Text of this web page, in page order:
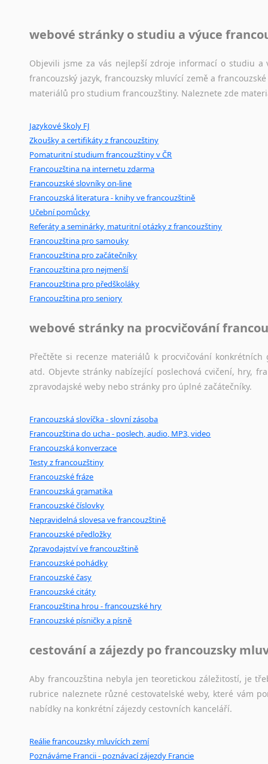
Jazykové korpusy
korpusů, jež umožňují třeba vyhledávání slov a slovních
původního zdroje textu.
Mix pomůcek, jež
poradny a pravidla pravopisu nebo
webové stránky o studiu a výuce
Objevili jsme za vás nejlepší zdroje informací o studiu a
francouzský jazyk, francouzsky mluvící země a
materiálů pro studium francouzštiny. Naleznete zde
Jazykové školy FJ
Zkoušky a certifikáty z francouzštiny
Pomaturitní studium francouzštiny v ČR
Francouzština na internetu zdarma
Francouzské slovníky on-line
Francouzská literatura - knihy ve francouzštině
Učební pomůcky
Referáty a seminárky, maturitní otázky z francouzštiny
Francouzština pro samouky
Francouzština pro začátečníky
Francouzština pro nejmenší
Francouzština pro předškoláky
Francouzština pro seniory
webové stránky na procvičování
Přečtěte si recenze materiálů k procvičování
atd. Objevte stránky nabízející poslechová cvičení, hry,
zpravodajské weby nebo stránky pro úplné začátečníky.
Francouzská slovíčka - slovní zásoba
Francouzština do ucha - poslech, audio, MP3, video
Francouzská konverzace
Testy z francouzštiny
Francouzské fráze
Francouzská gramatika
Francouzské číslovky
Nepravidelná slovesa ve francouzštině
Francouzské předložky
Zpravodajství ve francouzštině
Francouzské pohádky
Francouzské časy
Francouzské citáty
Francouzština hrou - francouzské hry
Francouzské písničky a písně
cestování a zájezdy po francouzsky
Aby francouzština nebyla jen teoretickou záležitostí, je
rubrice naleznete různé cestovatelské weby, které vám
nabídky na konkrétní zájezdy cestovních kanceláří.
Reálie francouzsky mluvících zemí
Poznáváme Francii - poznávací zájezdy Francie